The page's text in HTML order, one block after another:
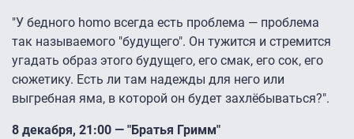
"У бедного homo всегда есть проблема — проблема
так называемого "будущего". Он тужится и стремится
угадать образ этого будущего, его смак, его сок, его
сюжетику. Есть ли там надежды для него или
выгребная яма, в которой он будет захлёбываться?".
8 декабря, 21:00 — "Братья Гримм"